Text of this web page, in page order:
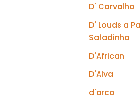
D' Carvalho
D' Louds a
Safadinha
D'African
D'Alva
d'arco